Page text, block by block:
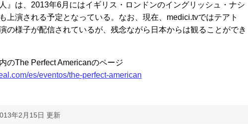
』は、2013年6月にはイギリス・ロンドンのイングリッシュ・ナシ
上演される予定となっている。なお、現在、medici.tvではテアト
の様子が配信されているが、残念ながら日本からは観ることができ
のThe Perfect Americanのページ
es/eventos/the-perfect-american
年2月15日 更新